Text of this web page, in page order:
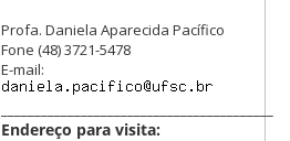
Profa. Daniela Aparecida Pacífico
Fone (48) 3721-5478
E-mail:
Endereço para visita: